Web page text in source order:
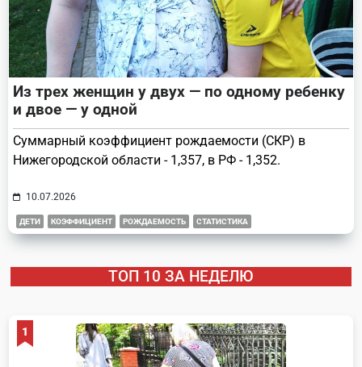
Из трех женщин у двух — по одному ребенку
и двое — у одной
Суммарный коэффициент рождаемости (СКР) в
Нижегородской области - 1,357, в РФ - 1,352.
10.07.2026
ДЕТИ КОЭФФИЦИЕНТ РОЖДАЕМОСТЬ СТАТИСТИКА
ТОП 10 ЗА НЕДЕЛЮ